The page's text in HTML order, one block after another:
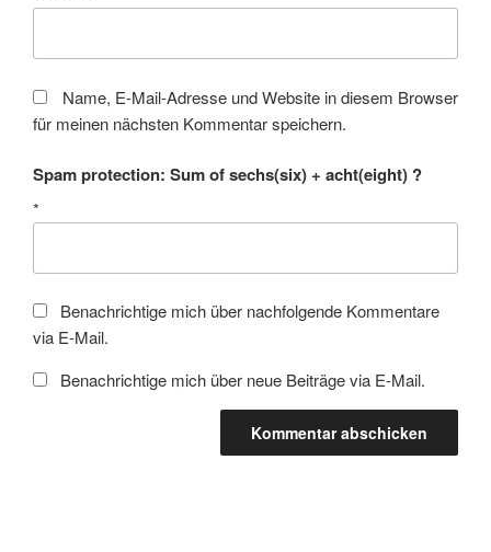
Name, E-Mail-Adresse und Website in diesem Browser
für meinen nächsten Kommentar speichern.
Spam protection: Sum of sechs(six) + acht(eight) ?
*
Benachrichtige mich über nachfolgende Kommentare
via E-Mail.
Benachrichtige mich über neue Beiträge via E-Mail.